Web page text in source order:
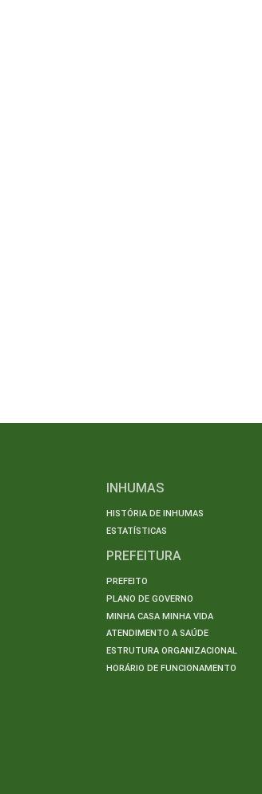
INHUMAS
HISTÓRIA DE INHUMAS
ESTATÍSTICAS
PREFEITURA
PREFEITO
PLANO DE GOVERNO
MINHA CASA MINHA VIDA
ATENDIMENTO A SAÚDE
ESTRUTURA ORGANIZACIONAL
HORÁRIO DE FUNCIONAMENTO